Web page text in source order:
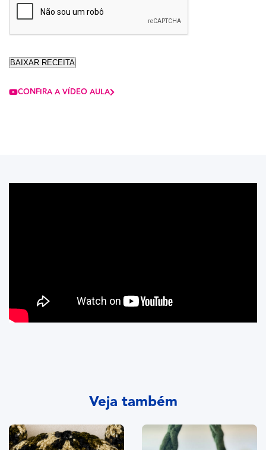
CONFIRA A VÍDEO AULA
Veja também